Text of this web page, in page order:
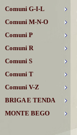
Comuni G-I-L
Comuni M-N-O
Comuni P
Comuni R
Comuni S
Comuni T
Comuni V-Z
BRIGA E TENDA
MONTE BEGO